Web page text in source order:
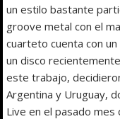
un estilo bastante
groove metal con el
cuarteto cuenta con
un disco
este trabajo,
Argentina y Uruguay,
Live en el pasado mes